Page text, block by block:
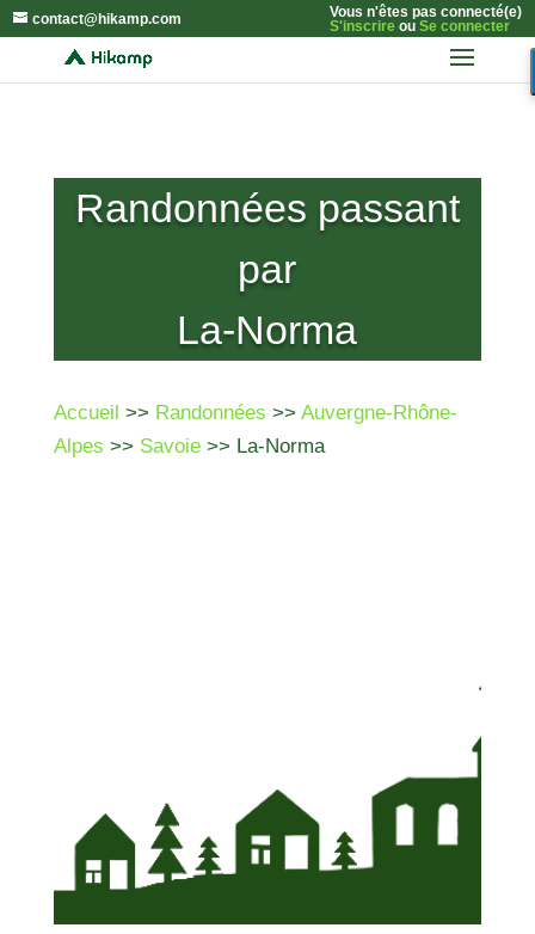
contact@hikamp.com
Vous n'êtes pas connecté(e)
S'inscrireou Se connecter
Randonnées passant
par
La-Norma
Accueil >> Randonnées >> Auvergne-Rhône-
Alpes >> Savoie>> La-Norma